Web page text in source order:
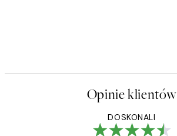
Opinie klientów
DOSKONALI